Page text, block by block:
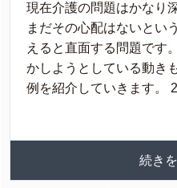
現在介護の問題はかなり
まだその心配はないとい
えると直面する問題です
かしようとしている動き
例を紹介していきます。
続き